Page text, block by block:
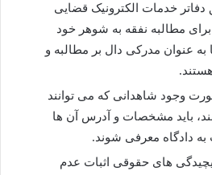
خدمات الکترونیک قضایی
مطالبه نفقه به شوهر خود
به عنوان مدرکی دال بر مطالبه و
وجود شاهدانی که می توانند
باید مشخصات و آدرس آن ها
دادگاه معرفی شوند.
های حقوقی اثبات عدم